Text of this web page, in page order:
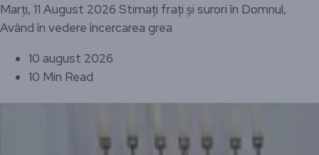
Marți, 11 August 2026 Stimați frați și surori în Domnul,
Având în vedere încercarea grea
10 august 2026
10 Min Read